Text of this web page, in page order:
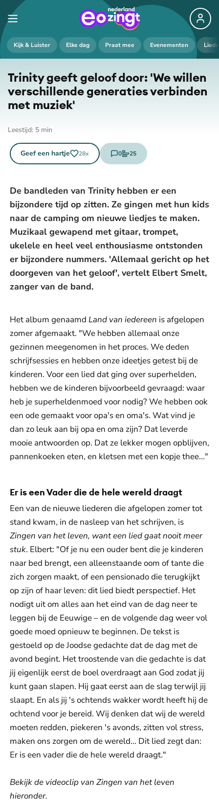
Kijk & Luister Elke dag Praat mee Evenementen
Trinity geeft geloof door: 'We willen
ver­schil­len­de generaties verbinden
met muziek'
Leestijd: 5 min
Geef een hartje 28x 0
reacties
25
stemmen
De bandleden van Trinity hebben er een
bijzondere tijd op zitten. Ze gingen met hun kids
naar de camping om nieuwe liedjes te maken.
Muzikaal gewapend met gitaar, trompet,
ukelele en heel veel enthousiasme ontstonden
er bijzondere nummers. 'Allemaal gericht op het
doorgeven van het geloof', vertelt Elbert Smelt,
zanger van de band.
Het album genaamd Land van iedereen is afgelopen
zomer afgemaakt. "We hebben allemaal onze
gezinnen meegenomen in het proces. We deden
schrijfsessies en hebben onze ideetjes getest bij de
kinderen. Voor een lied dat ging over superhelden,
hebben we de kinderen bijvoorbeeld gevraagd: waar
heb je superheldenmoed voor nodig? We hebben ook
een ode gemaakt voor opa's en oma's. Wat vind je
dan zo leuk aan bij opa en oma zijn? Dat leverde
mooie antwoorden op. Dat ze lekker mogen opblijven,
pannenkoeken eten, en kletsen met een kopje thee..."
Er is een Vader die de hele wereld draagt
Een van de nieuwe liederen die afgelopen zomer tot
stand kwam, in de nasleep van het schrijven, is
Zingen van het leven, want een lied gaat nooit meer
stuk. Elbert: "Of je nu een ouder bent die je kinderen
naar bed brengt, een alleenstaande oom of tante die
zich zorgen maakt, of een pensionado die terugkijkt
op zijn of haar leven: dit lied biedt perspectief. Het
nodigt uit om alles aan het eind van de dag neer te
leggen bij de Eeuwige – en de volgende dag weer vol
goede moed opnieuw te beginnen. De tekst is
gestoeld op de Joodse gedachte dat de dag met de
avond begint. Het troostende van die gedachte is dat
jij eigenlijk eerst de boel overdraagt aan God zodat jij
kunt gaan slapen. Hij gaat eerst aan de slag terwijl jij
slaapt. En als jij 's ochtends wakker wordt heeft hij de
ochtend voor je bereid. Wij denken dat wij de wereld
moeten redden, piekeren 's avonds, zitten vol stress,
maken ons zorgen om de wereld... Dit lied zegt dan:
Er is een vader die de hele wereld draagt."
Bekijk de videoclip van Zingen van het leven
hieronder.